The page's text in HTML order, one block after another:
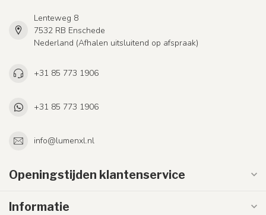
Lenteweg 8
7532 RB Enschede
Nederland (Afhalen uitsluitend op afspraak)
+31 85 773 1906
+31 85 773 1906
info@lumenxl.nl
Openingstijden klantenservice
Informatie